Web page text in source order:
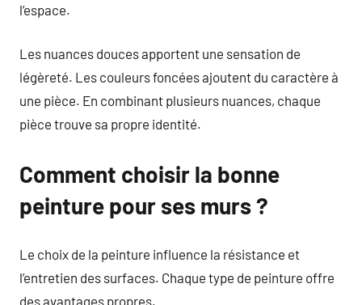
l’espace.
Les nuances douces apportent une sensation de
légèreté. Les couleurs foncées ajoutent du caractère à
une pièce. En combinant plusieurs nuances, chaque
pièce trouve sa propre identité.
Comment choisir la bonne
peinture pour ses murs ?
Le choix de la peinture influence la résistance et
l’entretien des surfaces. Chaque type de peinture offre
des avantages propres.